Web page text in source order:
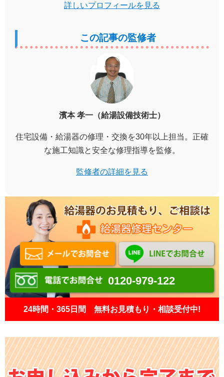
詳しいプロフィールを見る
この記事の監修者
濱本 孝一（給湯設備技術士）
住宅設備・給湯器の修理・交換を30年以上担当。正確
な施工知識と安全な修理指導を監修。
監修者の詳細を見る
0120-979-122
24時間・365日間 無料お見積もり・相談受付中!